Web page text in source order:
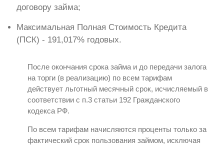
договору займа;
Максимальная Полная Стоимость Кредита
(ПСК) - 191,017% годовых.
После окончания срока займа и до передачи залога
на торги (в реализацию) по всем тарифам
действует льготный месячный срок, исчисляемый в
соответствии с п.3 статьи 192 Гражданского
кодекса РФ.
По всем тарифам начисляются проценты только за
фактический срок пользования займом, исключая